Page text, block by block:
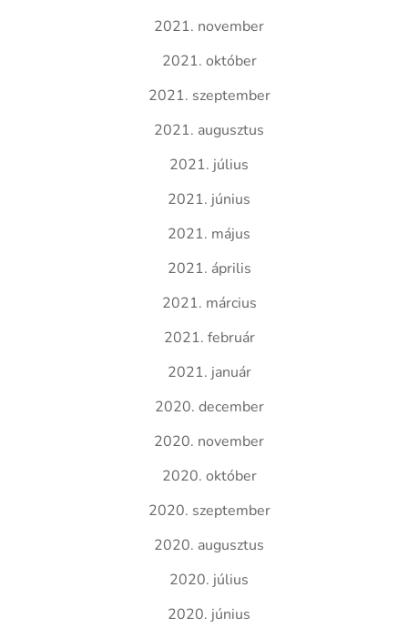
2021. november
2021. október
2021. szeptember
2021. augusztus
2021. július
2021. június
2021. május
2021. április
2021. március
2021. február
2021. január
2020. december
2020. november
2020. október
2020. szeptember
2020. augusztus
2020. július
2020. június